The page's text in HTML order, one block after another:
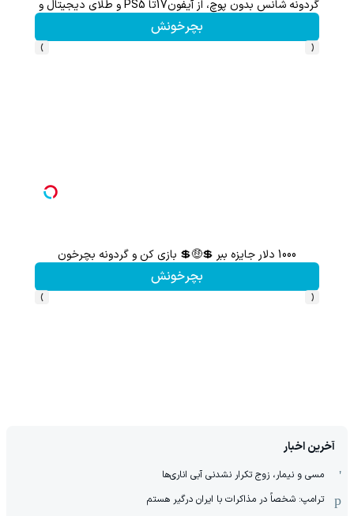
گردونه شانس بدون پوچ، از آیفون17تا PS5 و طلای دیجیتال و دلار🔥
بچرخونش
‹
›
1000 دلار جایزه ببر 💲🤑💲 بازی کن و گردونه بچرخون
بچرخونش
‹
›
آخرین اخبار
مسی و نیمار، زوج تکرار نشدنی آبی اناری‌ها
ترامپ: شخصاً در مذاکرات با ایران درگیر هستم